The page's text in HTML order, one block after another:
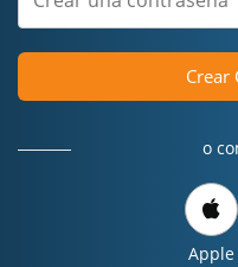
Crear
o
Apple